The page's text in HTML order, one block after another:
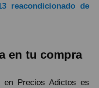
reacondicionado de
en tu compra
en Precios Adictos es